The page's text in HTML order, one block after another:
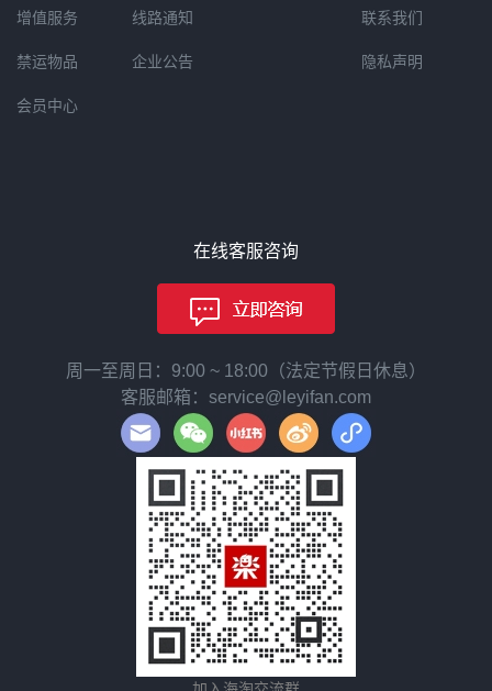
增值服务
禁运物品
会员中心
线路通知
企业公告
联系我们
隐私声明
在线客服咨询
周一至周日：9:00 ~ 18:00（法定节假日休息）
客服邮箱：service@leyifan.com